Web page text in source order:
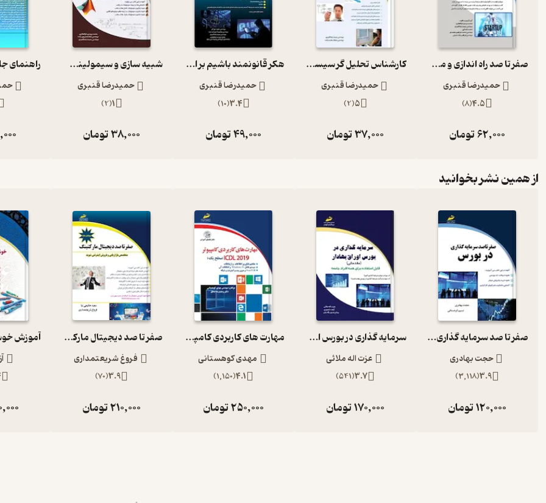
صفر تا صد راه اندازی و مدیریت یک استارت آپ از ایده تا عمل
حمیدرضا قنبری
4.5
(
8
)
62,000تومان
کارشناس تحلیل گر سیستم
حمیدرضا قنبری
5
(
2
)
37,000تومان
هکر قانونمند باشیم بر اساس استاندارد che
حمیدرضا قنبری
3.4
(
10
)
49,000تومان
شبیه سازی و سیمولینک در متلب
حمیدرضا قنبری
1
(
2
)
38,000تومان
از همین نشر بخوانید
صفر تا صد سرمایه گذاری در بورس
حجت بهادری
3.9
(
3,118
)
120,000تومان
سرمایه گذاری در بورس اوراق بهادار
عزت اله ملائی
3.7
(
541
)
170,000تومان
مهارت های کاربردی کامپیوتر2019 ICDL سطح یک
مهدی کوهستانی
4.1
(
1,150
)
250,000تومان
صفر تا صد دیجیتال مارکتینگ
فروغ شریعتمداری
3.9
(
70
)
210,000تومان